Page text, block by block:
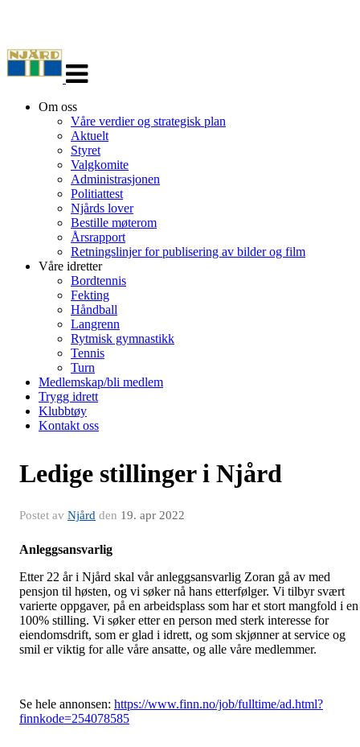
navigasjon
Om oss
Våre verdier og strategisk plan
Aktuelt
Styret
Valgkomite
Administrasjonen
Politiattest
Njårds lover
Bestille møterom
Årsrapport
Retningslinjer for publisering av bilder og film
Våre idretter
Bordtennis
Fekting
Håndball
Langrenn
Rytmisk gymnastikk
Tennis
Turn
Medlemskap/bli medlem
Trygg idrett
Klubbtøy
Kontakt oss
Ledige stillinger i Njård
Postet av Njård den 19. apr 2022
Anleggsansvarlig
Etter 22 år i Njård skal vår anleggsansvarlig Zoran gå av med
pensjon til høsten, og vi søker nå hans etterfølger. Vi tilbyr svært
varierte oppgaver, på en arbeidsplass som har et stort mangfold i en
100% stilling. Vi søker etter en person med sterk interesse for
eiendomsdrift, som er glad i idrett, og som skjønner at service og
smil er viktig for alle våre ansatte, og alle våre medlemmer.
Se hele annonsen: https://www.finn.no/job/fulltime/ad.html?
finnkode=254078585